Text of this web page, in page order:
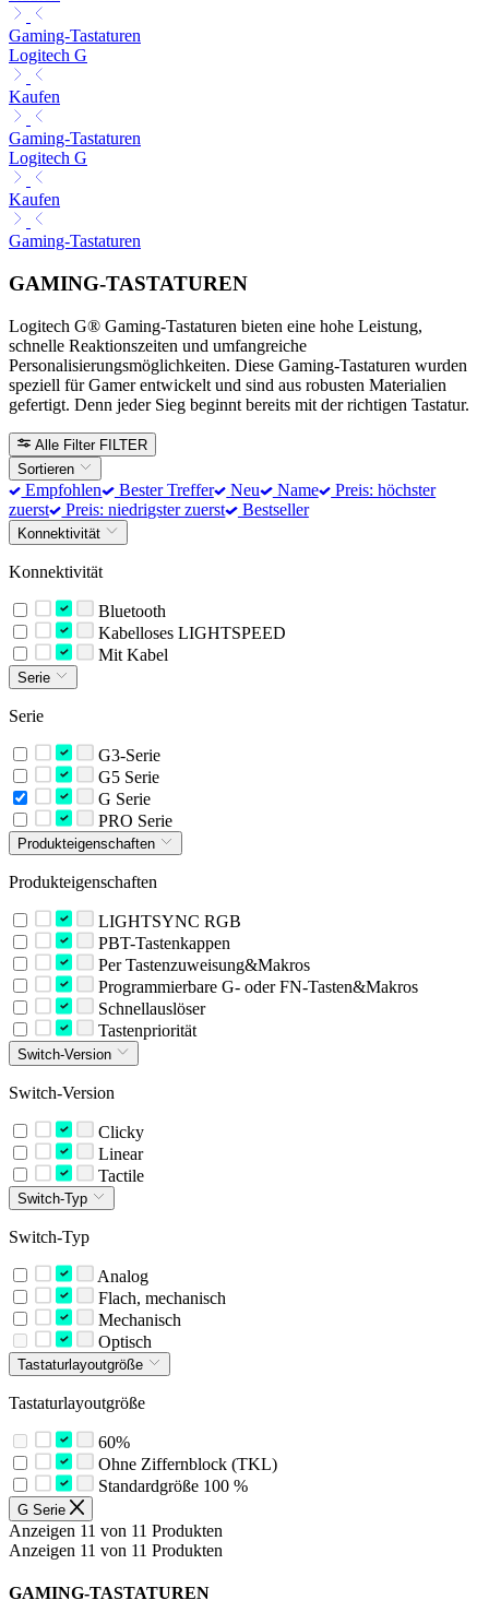
Gaming-Tastaturen
Logitech G
Kaufen
Gaming-Tastaturen
Logitech G
Kaufen
Gaming-Tastaturen
GAMING-TASTATUREN
Logitech G® Gaming-Tastaturen bieten eine hohe Leistung,
schnelle Reaktionszeiten und umfangreiche
Personalisierungsmöglichkeiten. Diese Gaming-Tastaturen wurden
speziell für Gamer entwickelt und sind aus robusten Materialien
gefertigt. Denn jeder Sieg beginnt bereits mit der richtigen Tastatur.
Alle Filter FILTER
Sortieren
Empfohlen Bester Treffer Neu Name
Preis: höchster
zuerst
Preis: niedrigster zuerst Bestseller
Konnektivität
Konnektivität
Bluetooth
Kabelloses LIGHTSPEED
Mit Kabel
Serie
Serie
G3-Serie
G5 Serie
G Serie
PRO Serie
Produkteigenschaften
Produkteigenschaften
LIGHTSYNC RGB
PBT-Tastenkappen
Per Tastenzuweisung&Makros
Programmierbare G- oder FN-Tasten&Makros
Schnellauslöser
Tastenpriorität
Switch-Version
Switch-Version
Clicky
Linear
Tactile
Switch-Typ
Switch-Typ
Analog
Flach, mechanisch
Mechanisch
Optisch
Tastaturlayoutgröße
Tastaturlayoutgröße
60%
Ohne Ziffernblock (TKL)
Standardgröße 100 %
G Serie
Anzeigen 11 von 11 Produkten
Anzeigen 11 von 11 Produkten
GAMING-TASTATUREN